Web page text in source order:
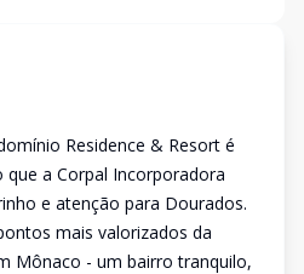
Residence & Resort é
a Corpal Incorporadora
e atenção para Dourados.
mais valorizados da
Mônaco - um bairro tranquilo,